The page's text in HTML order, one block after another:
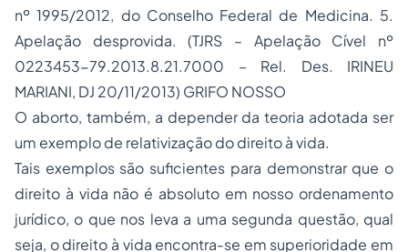
nº 1995/2012, do Conselho Federal de Medicina. 5.
Apelação desprovida. (TJRS – Apelação Cível nº
0223453-79.2013.8.21.7000 – Rel. Des. IRINEU
MARIANI, DJ 20/11/2013) GRIFO NOSSO
O aborto, também, a depender da teoria adotada ser
um exemplo de relativização do direito à vida.
Tais exemplos são suficientes para demonstrar que o
direito à vida não é absoluto em nosso ordenamento
jurídico, o que nos leva a uma segunda questão, qual
seja, o direito à vida encontra-se em superioridade em